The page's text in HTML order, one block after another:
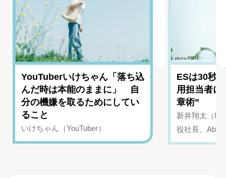
YouTuberいけちゃん「落ち込
んだ時は本能のままに」 自
分の機嫌を取るためにしてい
ること
いけちゃん（YouTuber）
ESは30秒
用担当者に
章術”
新井翔太（
役社長、